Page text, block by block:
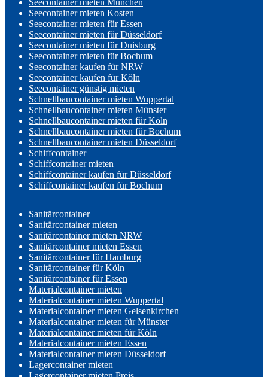
Seecontainer mieten Kosten
Seecontainer mieten für Essen
Seecontainer mieten für Düsseldorf
Seecontainer mieten für Duisburg
Seecontainer mieten für Bochum
Seecontainer kaufen für NRW
Seecontainer kaufen für Köln
Seecontainer günstig mieten
Schnellbaucontainer mieten Wuppertal
Schnellbaucontainer mieten Münster
Schnellbaucontainer mieten für Köln
Schnellbaucontainer mieten für Bochum
Schnellbaucontainer mieten Düsseldorf
Schiffcontainer
Schiffcontainer mieten
Schiffcontainer kaufen für Düsseldorf
Schiffcontainer kaufen für Bochum
Sanitärcontainer
Sanitärcontainer mieten
Sanitärcontainer mieten NRW
Sanitärcontainer mieten Essen
Sanitärcontainer für Hamburg
Sanitärcontainer für Köln
Sanitärcontainer für Essen
Materialcontainer mieten
Materialcontainer mieten Wuppertal
Materialcontainer mieten Gelsenkirchen
Materialcontainer mieten für Münster
Materialcontainer mieten für Köln
Materialcontainer mieten Essen
Materialcontainer mieten Düsseldorf
Lagercontainer mieten